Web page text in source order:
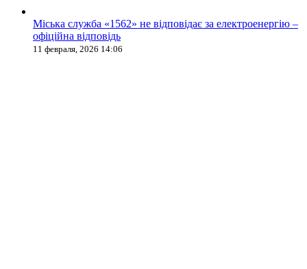
Міська служба «1562» не відповідає за електроенергію –
офіційна відповідь
11 февраля, 2026 14:06